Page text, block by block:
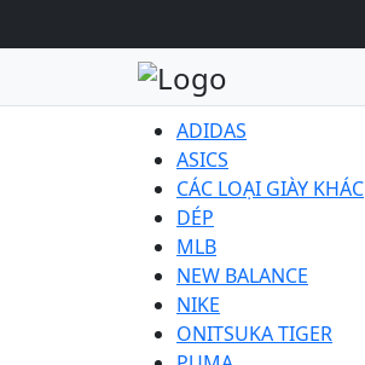
ADIDAS
ASICS
CÁC LOẠI GIÀY KHÁC
DÉP
MLB
NEW BALANCE
NIKE
ONITSUKA TIGER